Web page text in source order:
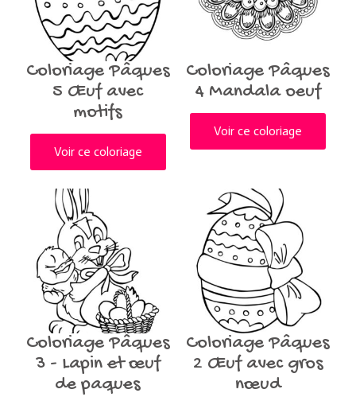
Coloriage Pâques
5 Œuf avec
motifs
Voir ce coloriage
Coloriage Pâques
4 Mandala oeuf
Voir ce coloriage
Coloriage Pâques
3 - Lapin et œuf
de paques
Coloriage Pâques
2 Œuf avec gros
nœud